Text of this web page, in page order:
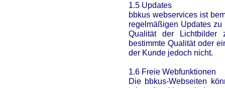
1.5 Updates
bbkus webservices ist
regelmäßigen Updates
Qualität der Lichtbilder
bestimmte Qualität oder
der Kunde jedoch nicht.
1.6 Freie Webfunktionen
Die bbkus-Webseiten